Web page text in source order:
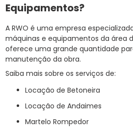
Equipamentos?
A RWO é uma empresa
máquinas e equipamentos da área
oferece uma grande quantidade
manutenção da obra.
Saiba mais sobre os serviços de:
Locação de Betoneira
Locação de Andaimes
Martelo Rompedor